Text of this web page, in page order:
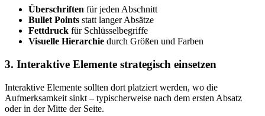
Überschriften für jeden Abschnitt
Bullet Points statt langer Absätze
Fettdruck für Schlüsselbegriffe
Visuelle Hierarchie durch Größen und Farben
3. Interaktive Elemente strategisch einsetzen
Interaktive Elemente sollten dort platziert werden, wo die
Aufmerksamkeit sinkt – typischerweise nach dem ersten Absatz
oder in der Mitte der Seite.